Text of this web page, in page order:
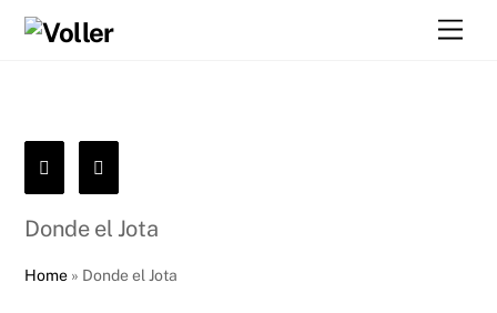
Skip
Donde el Jota
Home » Donde el Jota